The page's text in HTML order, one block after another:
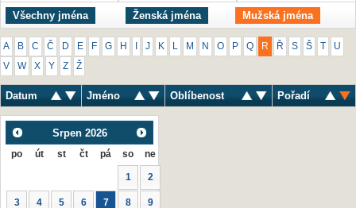
Všechny jména Ženská jména Mužská jména
A B C Č D E F G H J K M N O P Q R Ř S Š U
V W X Y Z Ž
Datum Jméno Oblíbenost Pořadí
Srpen 2026
po út st čt pá so ne
1 2
3 4 5 6 7 8 9